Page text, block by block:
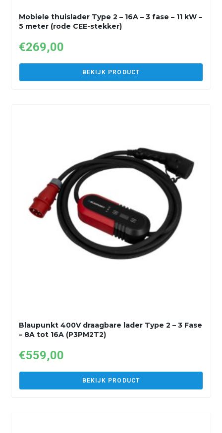
Mobiele thuislader Type 2 – 16A – 3 fase – 11 kW –
5 meter (rode CEE-stekker)
€269,00
BEKIJK PRODUCT
Blaupunkt 400V draagbare lader Type 2 – 3 Fase
– 8A tot 16A (P3PM2T2)
€559,00
BEKIJK PRODUCT